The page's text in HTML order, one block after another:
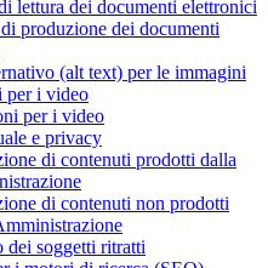
lettura dei documenti elettronici
produzione dei documenti
(alt text) per le immagini
per i video
per i video
e privacy
di contenuti prodotti dalla
di contenuti non prodotti
dei soggetti ritratti